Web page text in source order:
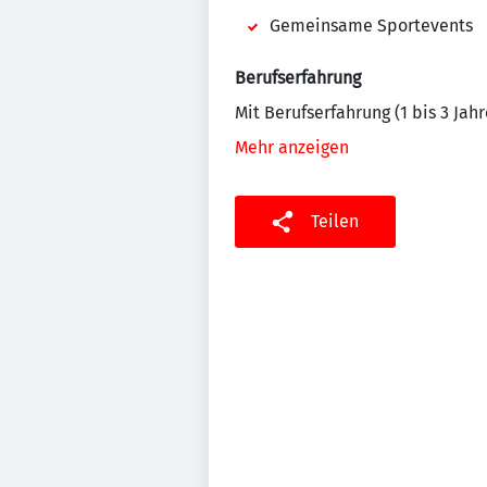
Gemeinsame Sportevents
Berufserfahrung
Mit Berufserfahrung (1 bis 3
Mehr anzeigen
Teilen